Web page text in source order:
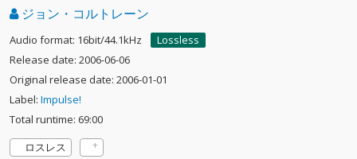
ジョン・コルトレーン
Audio format: 16bit/44.1kHz
Lossless
Release date: 2006-06-06
Original release date: 2006-01-01
Label: Impulse!
Total runtime: 69:00
ロスレス